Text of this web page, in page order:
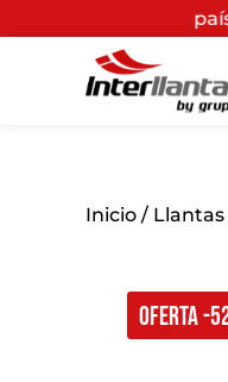
por compras
OFERTA -
Inicio / Llantas